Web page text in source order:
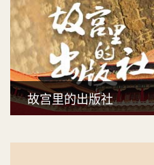
故宫里的出版社